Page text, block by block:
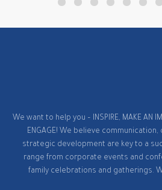
We want to help you – INSPIRE, MAKE AN
ENGAGE! We believe
strategic development are key to a
range from corporate events and
family celebrations and gatherings.